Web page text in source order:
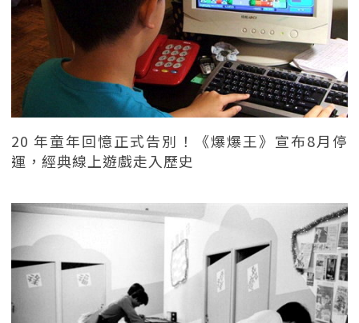
20 年童年回憶正式告別！《爆爆王》宣布8月停
運，經典線上遊戲走入歷史